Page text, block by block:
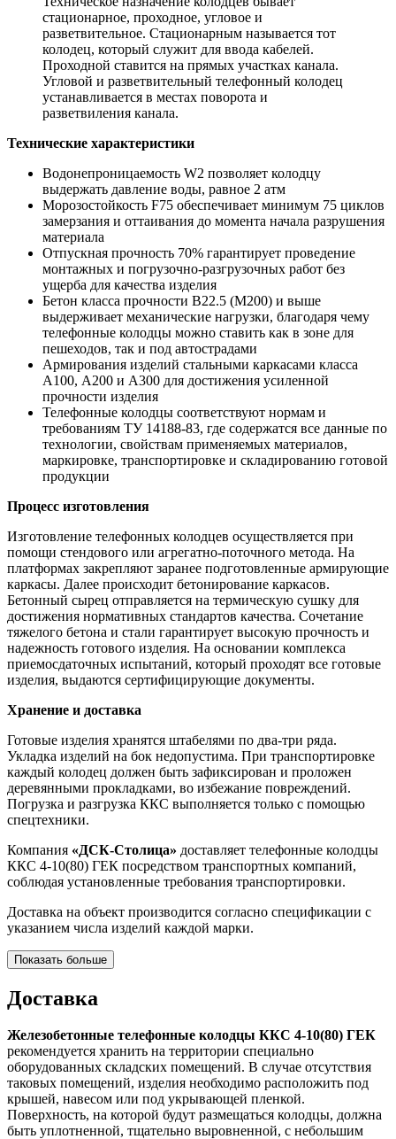
стационарное, проходное, угловое и
разветвительное. Стационарным называется тот
колодец, который служит для ввода кабелей.
Проходной ставится на прямых участках канала.
Угловой и разветвительный телефонный колодец
устанавливается в местах поворота и
разветвиления канала.
Технические характеристики
Водонепроницаемость W2 позволяет колодцу
выдержать давление воды, равное 2 атм
Морозостойкость F75 обеспечивает минимум 75 циклов
замерзания и оттаивания до момента начала разрушения
материала
Отпускная прочность 70% гарантирует проведение
монтажных и погрузочно-разгрузочных работ без
ущерба для качества изделия
Бетон класса прочности В22.5 (М200) и выше
выдерживает механические нагрузки, благодаря чему
телефонные колодцы можно ставить как в зоне для
пешеходов, так и под автострадами
Армирования изделий стальными каркасами класса
А100, А200 и А300 для достижения усиленной
прочности изделия
Телефонные колодцы соответствуют нормам и
требованиям ТУ 14188-83, где содержатся все данные по
технологии, свойствам применяемых материалов,
маркировке, транспортировке и складированию готовой
продукции
Процесс изготовления
Изготовление телефонных колодцев осуществляется при
помощи стендового или агрегатно-поточного метода. На
платформах закрепляют заранее подготовленные армирующие
каркасы. Далее происходит бетонирование каркасов.
Бетонный сырец отправляется на термическую сушку для
достижения нормативных стандартов качества. Сочетание
тяжелого бетона и стали гарантирует высокую прочность и
надежность готового изделия. На основании комплекса
приемосдаточных испытаний, который проходят все готовые
изделия, выдаются сертифицирующие документы.
Хранение и доставка
Готовые изделия хранятся штабелями по два-три ряда.
Укладка изделий на бок недопустима. При транспортировке
каждый колодец должен быть зафиксирован и проложен
деревянными прокладками, во избежание повреждений.
Погрузка и разгрузка ККС выполняется только с помощью
спецтехники.
Компания «ДСК-Столица» доставляет телефонные колодцы
ККС 4-10(80) ГЕК посредством транспортных компаний,
соблюдая установленные требования транспортировки.
Доставка на объект производится согласно спецификации с
указанием числа изделий каждой марки.
Показать больше
Доставка
Железобетонные телефонные колодцы ККС 4-10(80) ГЕК
рекомендуется хранить на территории специально
оборудованных складских помещений. В случае отсутствия
таковых помещений, изделия необходимо расположить под
крышей, навесом или под укрывающей пленкой.
Поверхность, на которой будут размещаться колодцы, должна
быть уплотненной, тщательно выровненной, с небольшим